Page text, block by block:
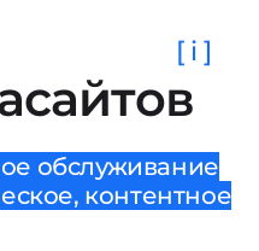
сайтов
[ i ]
обслуживание
контентное